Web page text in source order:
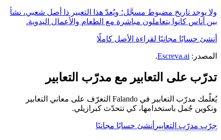
ولا يوجد تاريخ مضبوط مسجَّل؛ ويُعدّ هذا التعبير ذا أصل شعبي، نشأ
بين أناس كانوا يتعاملون مباشرة مع الطعام والأعمال اليدوية.
أنشئ حسابًا مجانيًا لقراءة الأصل كاملًا
المصدر: Escreva.ai
.
تدرّب على التعابير مع مدرّب التعابير
يُعلّمك مدرّب التعابير في Falando التعرّف على معاني التعابير
وتكوين جُمل باستخدامها، كي تتحدّث كبرازيلي.
جرّب مدرّب التعابير أنشئ حسابًا مجانيًا